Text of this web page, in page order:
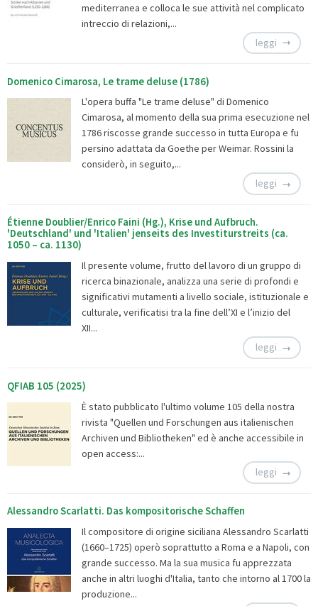
mediterranea e colloca le sue attività nel complicato
intreccio di relazioni,...
leggi
Domenico Cimarosa, Le trame deluse (1786)
L'opera buffa "Le trame deluse" di Domenico
Cimarosa, al momento della sua prima esecuzione nel
1786 riscosse grande successo in tutta Europa e fu
persino adattata da Goethe per Weimar. Rossini la
considerò, in seguito,...
leggi
Étienne Doublier/Enrico Faini (Hg.), Krise und Aufbruch.
'Deutschland' und 'Italien' jenseits des Investiturstreits (ca.
1050 – ca. 1130)
Il presente volume, frutto del lavoro di un gruppo di
ricerca binazionale, analizza una serie di profondi e
significativi mutamenti a livello sociale, istituzionale e
culturale, verificatisi tra la fine dell’XI e l’inizio del
XII...
leggi
QFIAB 105 (2025)
È stato pubblicato l'ultimo volume 105 della nostra
rivista "Quellen und Forschungen aus italienischen
Archiven und Bibliotheken" ed è anche accessibile in
open access:...
leggi
Alessandro Scarlatti. Das kompositorische Schaffen
Il compositore di origine siciliana Alessandro Scarlatti
(1660–1725) operò soprattutto a Roma e a Napoli, con
grande successo. Ma la sua musica fu apprezzata
anche in altri luoghi d'Italia, tanto che intorno al 1700 la
produzione...